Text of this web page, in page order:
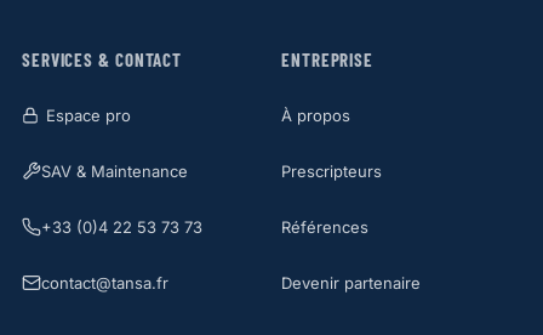
SERVICES & CONTACT
Espace pro
SAV & Maintenance
+33 (0)4 22 53 73 73
contact@tansa.fr
ENTREPRISE
À propos
Prescripteurs
Références
Devenir partenaire